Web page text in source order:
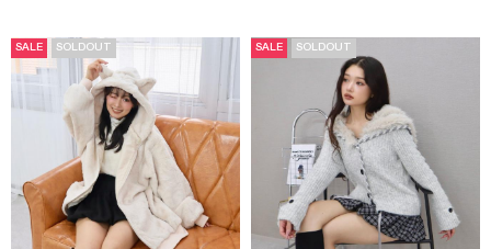
SALE SOLDOUT SALE SOLDOUT